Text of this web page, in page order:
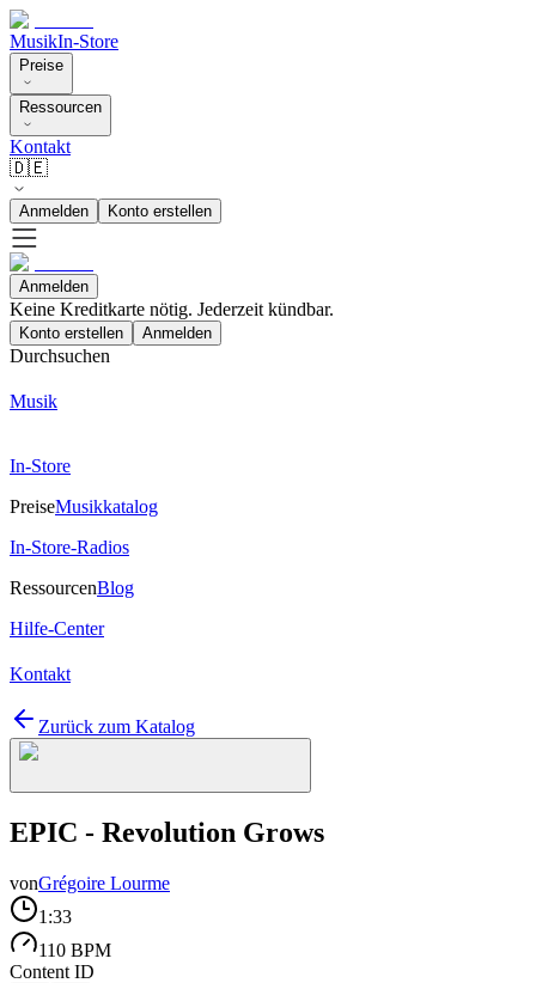
MusikIn-Store
Preise
Ressourcen
Kontakt
🇩🇪
Anmelden Konto erstellen
Anmelden
Keine Kreditkarte nötig. Jederzeit kündbar.
Konto erstellen Anmelden
Durchsuchen
Musik
In-Store
PreiseMusikkatalog
In-Store-Radios
RessourcenBlog
Hilfe-Center
Kontakt
Zurück zum Katalog
EPIC - Revolution Grows
vonGrégoire Lourme
1:33
110 BPM
Content ID